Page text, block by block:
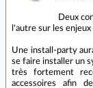
Deux
l'autre sur les
Une install-party
se faire installer un
très fortement
accessoires afin